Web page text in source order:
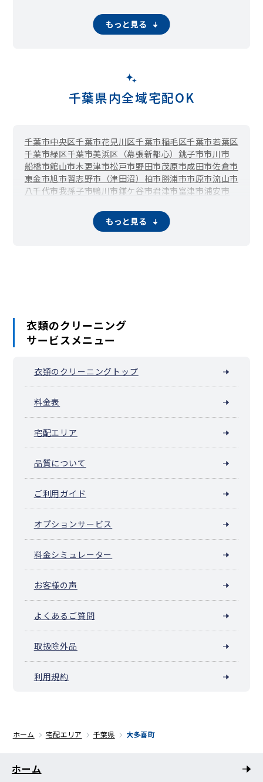
もっと見る
千葉県内全域宅配OK
千葉市中央区千葉市花見川区千葉市稲毛区千葉市若葉区
千葉市緑区千葉市美浜区（幕張新都心） 銚子市市川市
船橋市館山市木更津市松戸市野田市茂原市成田市佐倉市
東金市旭市習志野市（津田沼） 柏市勝浦市市原市流山市
八千代市我孫子市鴨川市鎌ケ谷市君津市富津市浦安市
山武市いすみ市大網白里市
東庄町 九十九里町芝山町横芝光町
もっと見る
衣類のクリーニング
サービスメニュー
衣類のクリーニングトップ
料金表
宅配エリア
品質について
ご利用ガイド
オプションサービス
料金シミュレーター
お客様の声
よくあるご質問
取扱除外品
利用規約
ホーム 宅配エリア 千葉県 大多喜町
ホーム